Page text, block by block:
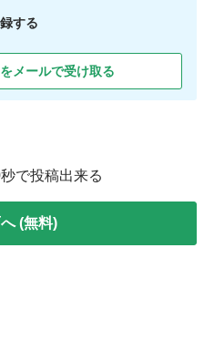
する
メールで受け取る
で投稿出来る
(無料)